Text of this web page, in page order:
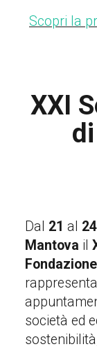
Scopri la
XXI
Dal 21 al
Mantova il
società ed